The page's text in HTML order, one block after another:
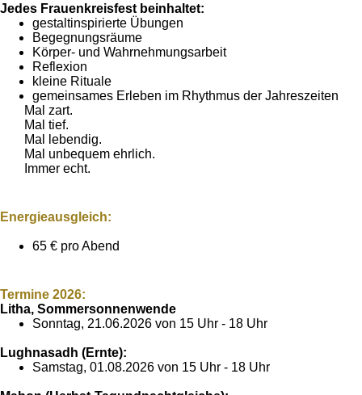
Jedes Frauenkreisfest beinhaltet:
gestaltinspirierte Übungen
Begegnungsräume
Körper- und Wahrnehmungsarbeit
Reflexion
kleine Rituale
gemeinsames Erleben im Rhythmus der Jahreszeiten
Mal zart.
Mal tief.
Mal lebendig.
Mal unbequem ehrlich.
Immer echt.
Energieausgleich:
65 € pro Abend
Termine 2026:
Litha, Sommersonnenwende
Sonntag, 21.06.2026 von 15 Uhr - 18 Uhr
Lughnasadh (Ernte):
Samstag, 01.08.2026 von 15 Uhr - 18 Uhr